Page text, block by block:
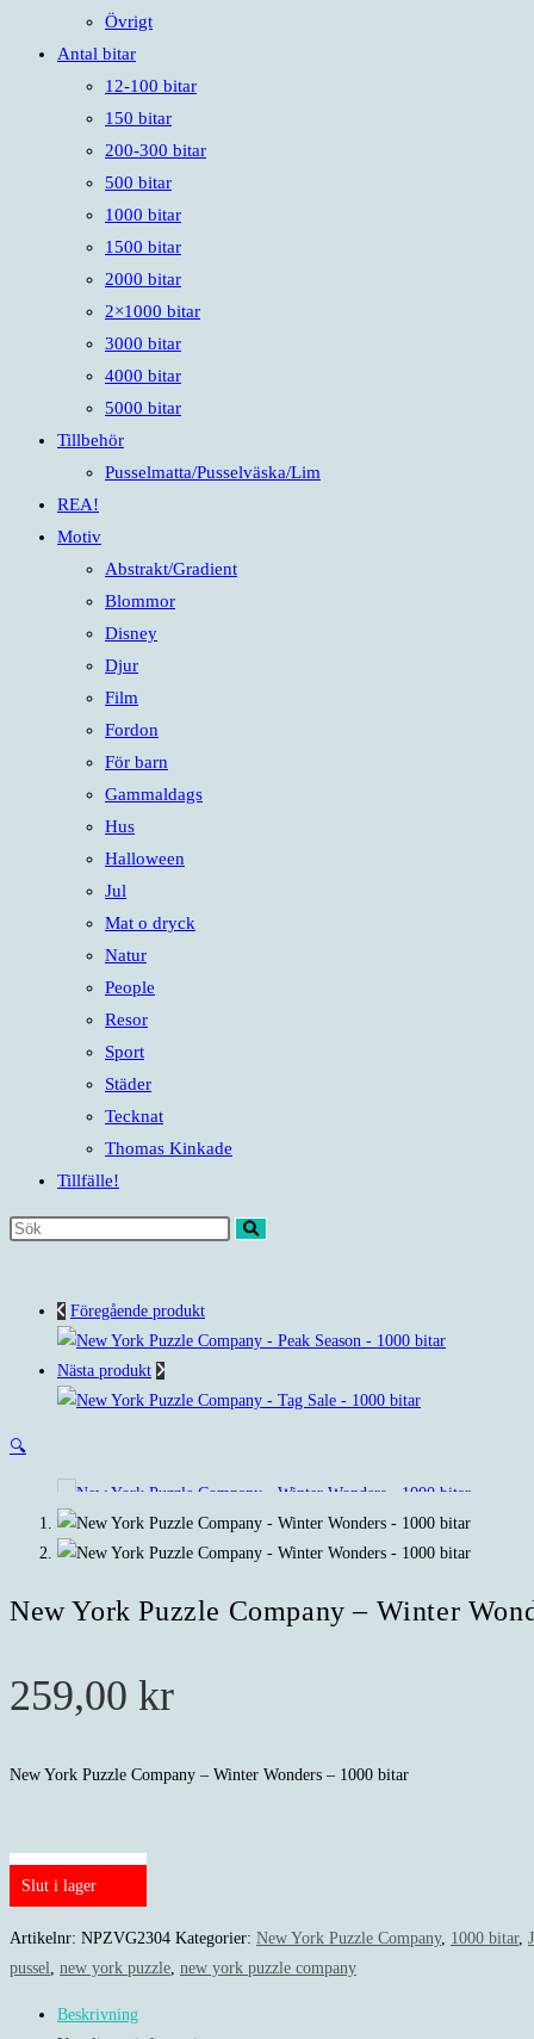
Övrigt
Antal bitar
12-100 bitar
150 bitar
200-300 bitar
500 bitar
1000 bitar
1500 bitar
2000 bitar
2×1000 bitar
3000 bitar
4000 bitar
5000 bitar
Tillbehör
Pusselmatta/Pusselväska/Lim
REA!
Motiv
Abstrakt/Gradient
Blommor
Disney
Djur
Film
Fordon
För barn
Gammaldags
Hus
Halloween
Jul
Mat o dryck
Natur
People
Resor
Sport
Städer
Tecknat
Thomas Kinkade
Tillfälle!
Sök
webbplatsFöregående produkt
Nästa produkt
🔍
New York Puzzle Company – Winter
259,00 kr
New York Puzzle Company – Winter Wonders – 1000 bitar
Slut i lager
Artikelnr: NPZVG2304 Kategorier: New York Puzzle Company, 1000 bitar,
pussel
new york puzzle new york puzzle company
Beskrivning